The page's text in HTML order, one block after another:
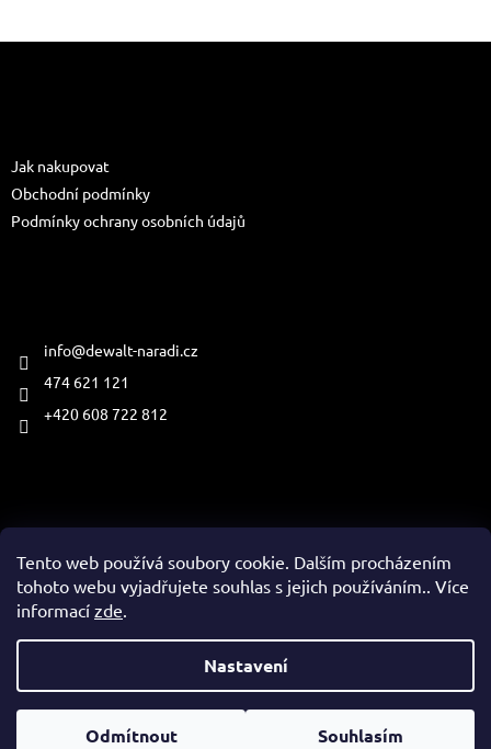
Tento web používá soubory cookie. Dalším procházením
tohoto webu vyjadřujete souhlas s jejich používáním.. Více
informací zde.
Nastavení
Odmítnout Souhlasím
Jak nakupovat
Obchodní podmínky
Podmínky ochrany osobních údajů
info@dewalt-naradi.cz
474 621 121
+420 608 722 812
Copyright 2026www.dewalt-naradi.cz. Všechna práva